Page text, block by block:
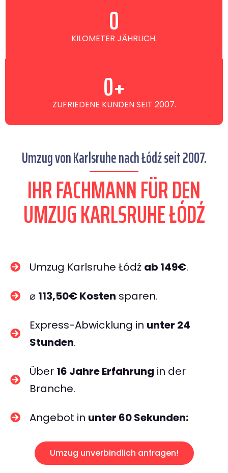
KILOMETER JÄHRLICH.
0
ZUFRIEDENE KUNDEN SEIT 2007.
0+
Umzug von Karlsruhe nach Łódź seit 2007.
IHR FACHMANN FÜR DEN
UMZUG KARLSRUHE ŁÓDŹ
Umzug Karlsruhe Łódź ab 149€.
⌀ 113,50€ Kosten sparen.
Express-Abwicklung in unter 24
Stunden.
Über 16 Jahre Erfahrung in der
Branche.
Angebot in unter 60 Sekunden:
Umzug unverbindlich anfragen!